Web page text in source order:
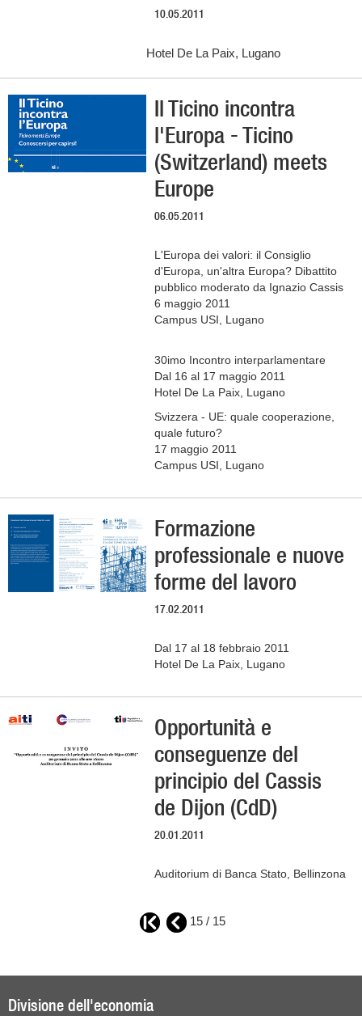
10.05.2011
Hotel De La Paix, Lugano
Il Ticino incontra
l'Europa - Ticino
(Switzerland) meets
Europe
06.05.2011
L'Europa dei valori: il Consiglio
d'Europa, un'altra Europa? Dibattito
pubblico moderato da Ignazio Cassis
6 maggio 2011
Campus USI, Lugano
30imo Incontro interparlamentare
Dal 16 al 17 maggio 2011
Hotel De La Paix, Lugano
Svizzera - UE: quale cooperazione,
quale futuro?
17 maggio 2011
Campus USI, Lugano
Formazione
professionale e nuove
forme del lavoro
17.02.2011
Dal 17 al 18 febbraio 2011
Hotel De La Paix, Lugano
Opportunità e
conseguenze del
principio del Cassis
de Dijon (CdD)
20.01.2011
Auditorium di Banca Stato, Bellinzona
15 / 15
Divisione dell'economia